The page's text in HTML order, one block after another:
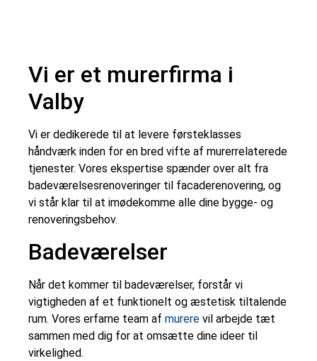
Vi er et murerfirma i
Valby
Vi er dedikerede til at levere førsteklasses
håndværk inden for en bred vifte af murerrelaterede
tjenester. Vores ekspertise spænder over alt fra
badeværelsesrenoveringer til facaderenovering, og
vi står klar til at imødekomme alle dine bygge- og
renoveringsbehov.
Badeværelser
Når det kommer til badeværelser, forstår vi
vigtigheden af et funktionelt og æstetisk tiltalende
rum. Vores erfarne team af murere vil arbejde tæt
sammen med dig for at omsætte dine ideer til
virkelighed.